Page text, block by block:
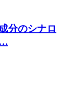
分のシナロ
…